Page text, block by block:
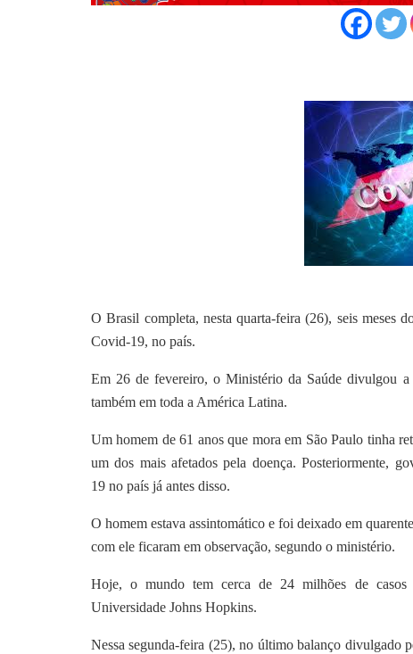
O Brasil completa, nesta quarta-feira (26), seis meses
Covid-19, no país.
Em 26 de fevereiro, o Ministério da Saúde divulgou
também em toda a América Latina.
Um homem de 61 anos que mora em São Paulo tinha
um dos mais afetados pela doença. Posteriormente,
19 no país já antes disso.
O homem estava assintomático e foi deixado em
com ele ficaram em observação, segundo o ministério.
Hoje, o mundo tem cerca de 24 milhões de casos
Universidade Johns Hopkins.
Nessa segunda-feira (25), no último balanço divulgado